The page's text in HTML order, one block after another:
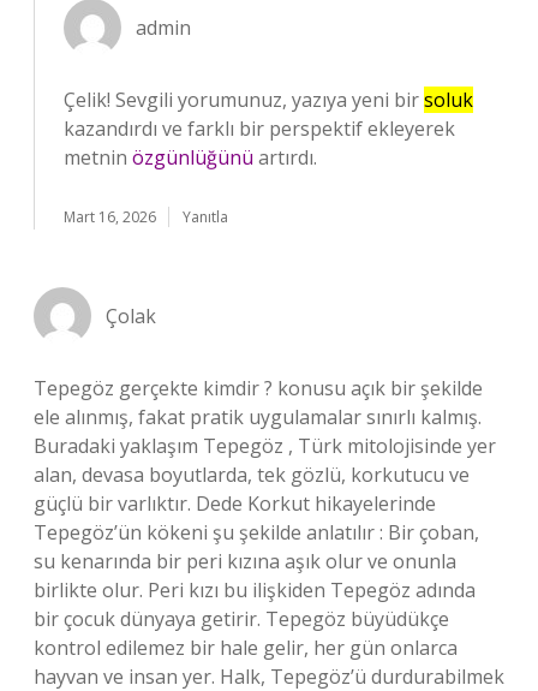
admin
Çelik! Sevgili yorumunuz, yazıya yeni birsoluk
kazandırdı ve farklı bir perspektif ekleyerek
metnin özgünlüğünü artırdı.
Mart 16, 2026 Yanıtla
Çolak
Tepegöz gerçekte kimdir ? konusu açık bir şekilde
ele alınmış, fakat pratik uygulamalar sınırlı kalmış.
Buradaki yaklaşım Tepegöz , Türk mitolojisinde yer
alan, devasa boyutlarda, tek gözlü, korkutucu ve
güçlü bir varlıktır. Dede Korkut hikayelerinde
Tepegöz’ün kökeni şu şekilde anlatılır : Bir çoban,
su kenarında bir peri kızına aşık olur ve onunla
birlikte olur. Peri kızı bu ilişkiden Tepegöz adında
bir çocuk dünyaya getirir. Tepegöz büyüdükçe
kontrol edilemez bir hale gelir, her gün onlarca
hayvan ve insan yer. Halk, Tepegöz’ü durdurabilmek